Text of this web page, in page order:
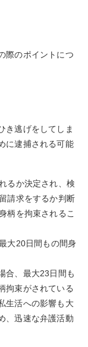
際のポイントにつ
き逃げをしてしま
に逮捕される可能
るか決定され、検
請求をするか判断
柄を拘束されるこ
大20日間もの間身
合、最大23日間も
拘束がされている
生活への影響も大
、迅速な弁護活動